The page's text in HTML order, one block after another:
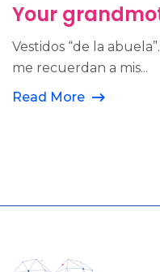
Your
Vestidos “de la
me recuerdan a mis...
Read More